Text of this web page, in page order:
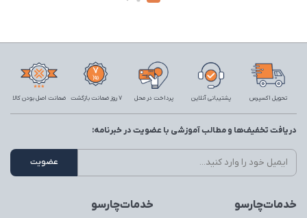
تحویل اکسپرس پشتیبانی آنلاین پرداخت در محل 7 روز ضمانت بازگشت ضمانت اصل بودن کالا
خدمات‌چارسو خدمات‌چارسو
دریافت تخفیف‌ها و مطالب آموزشی با عضویت در خبرنامه: